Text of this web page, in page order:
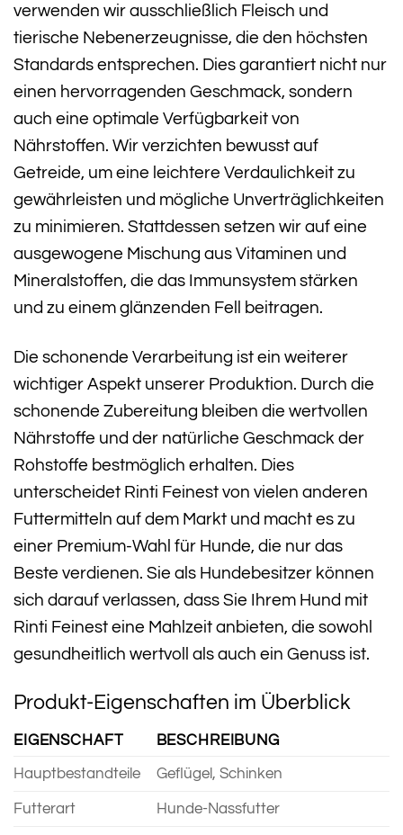
verwenden wir ausschließlich Fleisch und
tierische Nebenerzeugnisse, die den höchsten
Standards entsprechen. Dies garantiert nicht nur
einen hervorragenden Geschmack, sondern
auch eine optimale Verfügbarkeit von
Nährstoffen. Wir verzichten bewusst auf
Getreide, um eine leichtere Verdaulichkeit zu
gewährleisten und mögliche Unverträglichkeiten
zu minimieren. Stattdessen setzen wir auf eine
ausgewogene Mischung aus Vitaminen und
Mineralstoffen, die das Immunsystem stärken
und zu einem glänzenden Fell beitragen.
Die schonende Verarbeitung ist ein weiterer
wichtiger Aspekt unserer Produktion. Durch die
schonende Zubereitung bleiben die wertvollen
Nährstoffe und der natürliche Geschmack der
Rohstoffe bestmöglich erhalten. Dies
unterscheidet Rinti Feinest von vielen anderen
Futtermitteln auf dem Markt und macht es zu
einer Premium-Wahl für Hunde, die nur das
Beste verdienen. Sie als Hundebesitzer können
sich darauf verlassen, dass Sie Ihrem Hund mit
Rinti Feinest eine Mahlzeit anbieten, die sowohl
gesundheitlich wertvoll als auch ein Genuss ist.
Produkt-Eigenschaften im Überblick
EIGENSCHAFT BESCHREIBUNG
Hauptbestandteile Geflügel, Schinken
Futterart Hunde-Nassfutter